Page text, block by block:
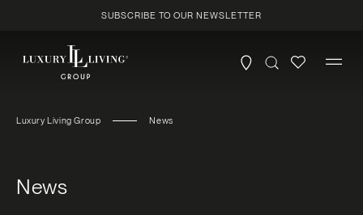
SUBSCRIBE TO OUR NEWSLETTER
Luxury Living Group News
News